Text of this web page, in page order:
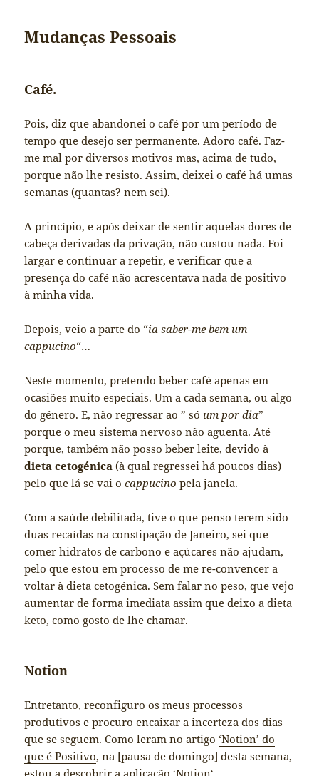
Mudanças Pessoais
Café.
Pois, diz que abandonei o café por um período de
tempo que desejo ser permanente. Adoro café. Faz-
me mal por diversos motivos mas, acima de tudo,
porque não lhe resisto. Assim, deixei o café há umas
semanas (quantas? nem sei).
A princípio, e após deixar de sentir aquelas dores de
cabeça derivadas da privação, não custou nada. Foi
largar e continuar a repetir, e verificar que a
presença do café não acrescentava nada de positivo
à minha vida.
Depois, veio a parte do “ia saber-me bem um
cappucino“…
Neste momento, pretendo beber café apenas em
ocasiões muito especiais. Um a cada semana, ou algo
do género. E, não regressar ao ” só um por dia”
porque o meu sistema nervoso não aguenta. Até
porque, também não posso beber leite, devido à
dieta cetogénica (à qual regressei há poucos dias)
pelo que lá se vai ocappucino pela janela.
Com a saúde debilitada, tive o que penso terem sido
duas recaídas na constipação de Janeiro, sei que
comer hidratos de carbono e açúcares não ajudam,
pelo que estou em processo de me re-convencer a
voltar à dieta cetogénica. Sem falar no peso, que vejo
aumentar de forma imediata assim que deixo a dieta
keto, como gosto de lhe chamar.
Notion
Entretanto, reconfiguro os meus processos
produtivos e procuro encaixar a incerteza dos dias
que se seguem. Como leram no artigo‘Notion’ do
que é Positivo, na [pausa de domingo] desta semana,